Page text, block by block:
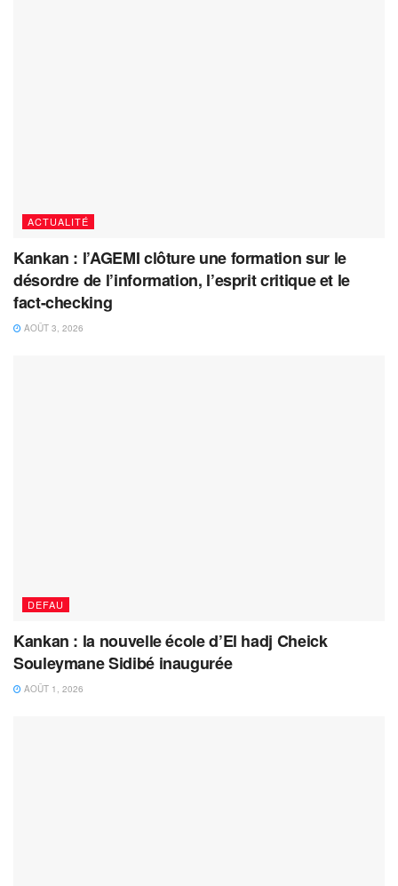
ACTUALITÉ
Kankan : l’AGEMI clôture une formation sur le
désordre de l’information, l’esprit critique et le
fact-checking
AOÛT 3, 2026
DEFAU
Kankan : la nouvelle école d’El hadj Cheick
Souleymane Sidibé inaugurée
AOÛT 1, 2026